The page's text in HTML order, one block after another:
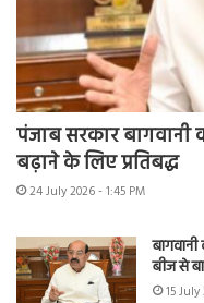
पंजाब सरकार
बढ़ाने के लिए प्रतिबद्ध
24 July 2026 - 1:45 PM
बीज से
15 July